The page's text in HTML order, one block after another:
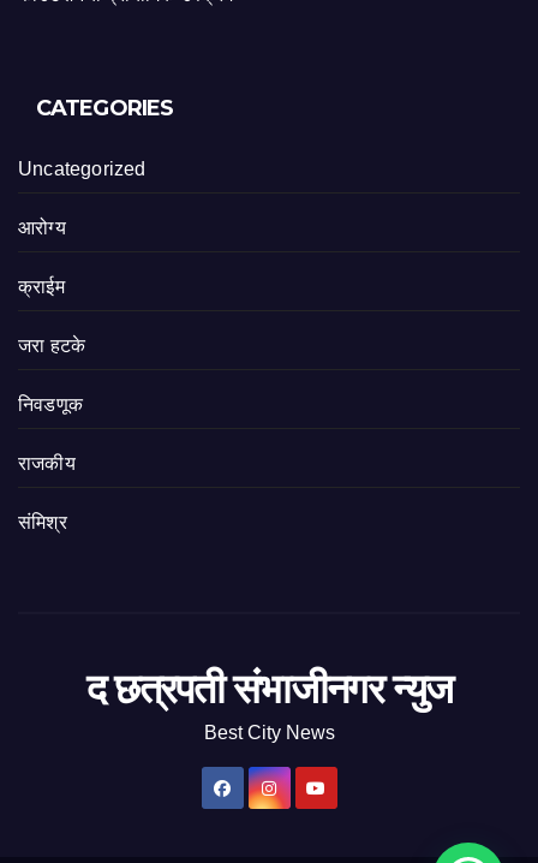
CATEGORIES
Uncategorized
आरोग्य
क्राईम
जरा हटके
निवडणूक
राजकीय
संमिश्र
द छत्रपती संभाजीनगर न्युज
Best City News